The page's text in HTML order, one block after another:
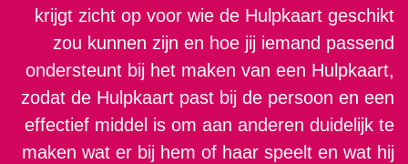
krijgt zicht op voor wie de Hulpkaart geschikt
zou kunnen zijn en hoe jij iemand passend
ondersteunt bij het maken van een Hulpkaart,
zodat de Hulpkaart past bij de persoon en een
effectief middel is om aan anderen duidelijk te
maken wat er bij hem of haar speelt en wat hij